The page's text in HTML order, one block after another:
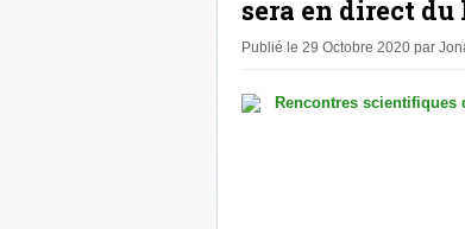
sera en direct
Publié le 29 Octobre 2020 par